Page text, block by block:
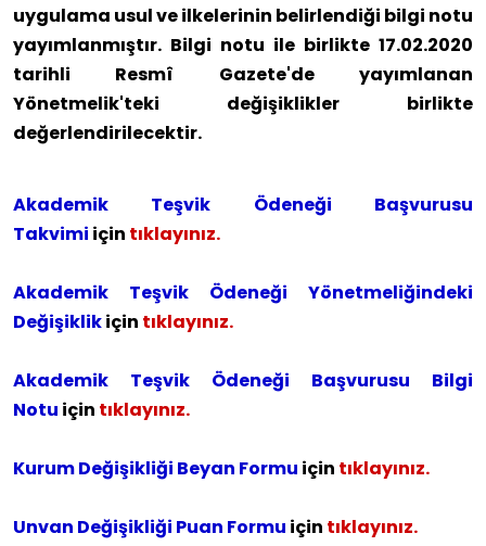
uygulama usul ve ilkelerinin belirlendiği bilgi notu
yayımlanmıştır. Bilgi notu ile birlikte 17.02.2020
tarihli Resmî Gazete'de yayımlanan
Yönetmelik'teki değişiklikler birlikte
değerlendirilecektir.
Akademik Teşvik Ödeneği Başvurusu
Takvimi için tıklayınız.
Akademik Teşvik Ödeneği Yönetmeliğindeki
Değişiklikiçin tıklayınız.
Akademik Teşvik Ödeneği Başvurusu Bilgi
Notu için tıklayınız.
Kurum Değişikliği Beyan Formu için tıklayınız.
Unvan Değişikliği Puan Formu için tıklayınız.